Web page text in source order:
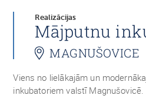
Realizācijas
Mājputnu
MAGNUŠOVICE
Viens no lielākajām un
inkubatoriem valstī Magnušovicē.